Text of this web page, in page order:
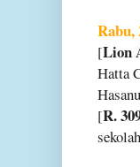
Rabu,
[Lion
Hatta
[R.